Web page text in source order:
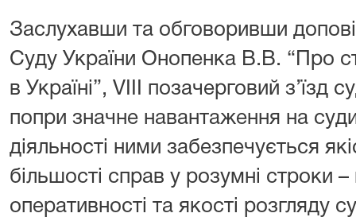
Заслухавши та обговоривши
Суду України Онопенка В.В. “Про
в Україні”, VIIІ позачерговий з’їзд
попри значне навантаження на
діяльності ними забезпечується
більшості справ у розумні строки
оперативності та якості розгляду